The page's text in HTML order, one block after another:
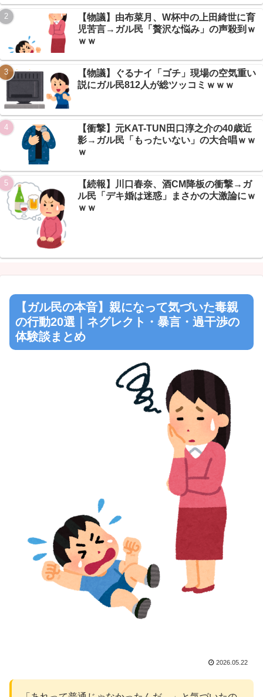
【速報】秋田バスローブ会見に新事実、喫煙&背景ラブホ疑惑
→+民「舘ひろし超えたｗｗｗ」 NEW!
【炎上】コンビニに家庭ゴミ持ち込んだ客、234レスの店擁護祭
り→なんG民「店長GJ」の声止まらずｗｗｗ
Powered by livedoor 相互RSS
【物議】由布菜月、W杯中の上田綺世に育
児苦言→ガル民「贅沢な悩み」の声殺到ｗ
ｗｗ
【物議】ぐるナイ「ゴチ」現場の空気重い
説にガル民812人が総ツッコミｗｗｗ
【衝撃】元KAT-TUN田口淳之介の40歳近
影→ガル民「もったいない」の大合唱ｗｗ
ｗ
【続報】川口春奈、酒CM降板の衝撃→ガ
ル民「デキ婚は迷惑」まさかの大激論にｗ
ｗｗ
【ガル民の本音】親になって気づいた毒親
の行動20選｜ネグレクト・暴言・過干渉の
体験談まとめ
2026.05.22